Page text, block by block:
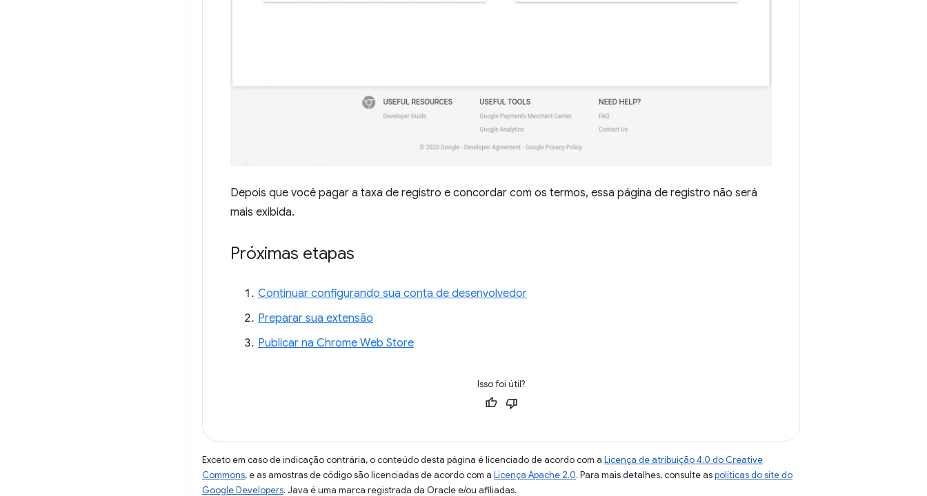
Depois que você pagar a taxa de registro e concordar com os termos, essa página de registro não será
mais exibida.
Próximas etapas
Continuar configurando sua conta de desenvolvedor
Preparar sua extensão
Publicar na Chrome Web Store
Isso foi útil?
Exceto em caso de indicação contrária, o conteúdo desta página é licenciado de acordo com a Licença de atribuição 4.0 do Creative
Commons, e as amostras de código são licenciadas de acordo com a Licença Apache 2.0. Para mais detalhes, consulte aspolíticas do site do
Google Developers. Java é uma marca registrada da Oracle e/ou afiliadas.